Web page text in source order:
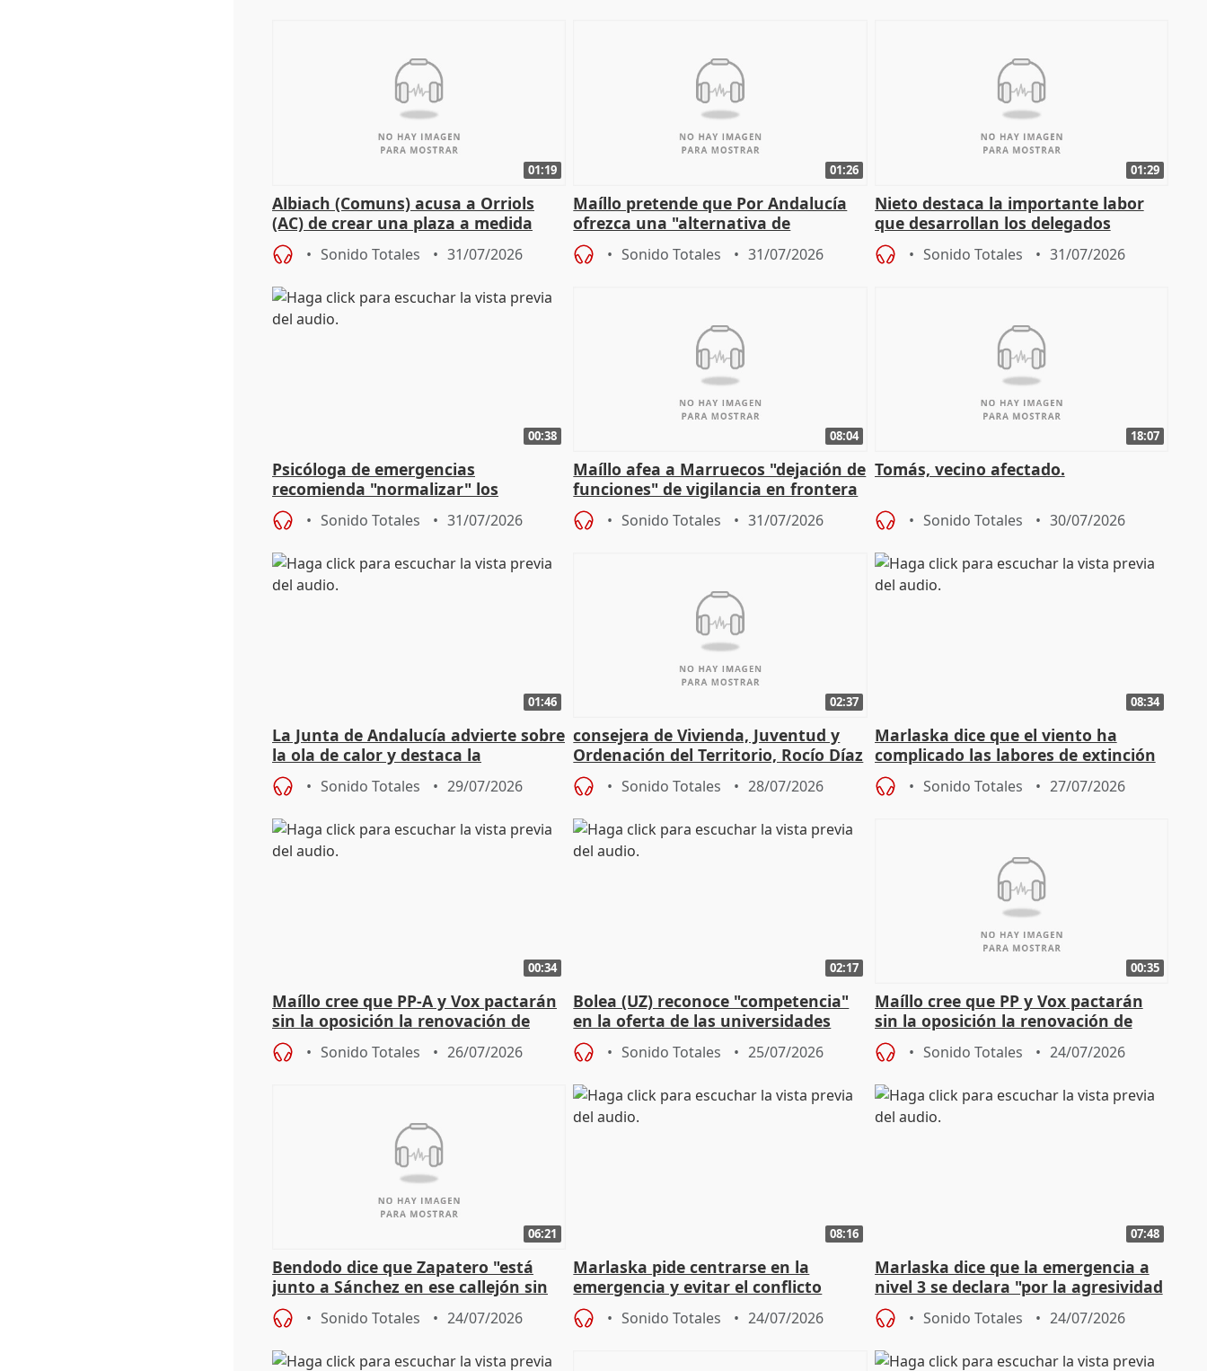
01:19
Albiach (Comuns) acusa a Orriols
(AC) de crear una plaza a medida
para su hija en Ripoll (Girona)
Sonido Totales 31/07/2026
01:26
Maíllo pretende que Por Andalucía
ofrezca una "alternativa de
gobierno" con su labor de oposición
Sonido Totales 31/07/2026
01:29
Nieto destaca la importante labor
que desarrollan los delegados
territoriales de la Junta
Sonido Totales 31/07/2026
00:38
Psicóloga de emergencias
recomienda "normalizar" los
síntomas tras sufrir un incendio
Sonido Totales 31/07/2026
08:04
Maíllo afea a Marruecos "dejación de
funciones" de vigilancia en frontera
con Ceuta
Sonido Totales 31/07/2026
18:07
Tomás, vecino afectado.
Sonido Totales 30/07/2026
01:46
La Junta de Andalucía advierte sobre
la ola de calor y destaca la
importancia de la prevención
Sonido Totales 29/07/2026
02:37
consejera de Vivienda, Juventud y
Ordenación del Territorio, Rocío Díaz
Sonido Totales 28/07/2026
08:34
Marlaska dice que el viento ha
complicado las labores de extinción
durante la madrugada
Sonido Totales 27/07/2026
00:34
Maíllo cree que PP-A y Vox pactarán
sin la oposición la renovación de
órganos como el Defensor
Sonido Totales 26/07/2026
02:17
Bolea (UZ) reconoce "competencia"
en la oferta de las universidades
privadas
Sonido Totales 25/07/2026
00:35
Maíllo cree que PP y Vox pactarán
sin la oposición la renovación de
órganos como el Defensor
Sonido Totales 24/07/2026
06:21
Bendodo dice que Zapatero "está
junto a Sánchez en ese callejón sin
salida
Sonido Totales 24/07/2026
08:16
Marlaska pide centrarse en la
emergencia y evitar el conflicto
político
Sonido Totales 24/07/2026
07:48
Marlaska dice que la emergencia a
nivel 3 se declara "por la agresividad
de los incendios"
Sonido Totales 24/07/2026